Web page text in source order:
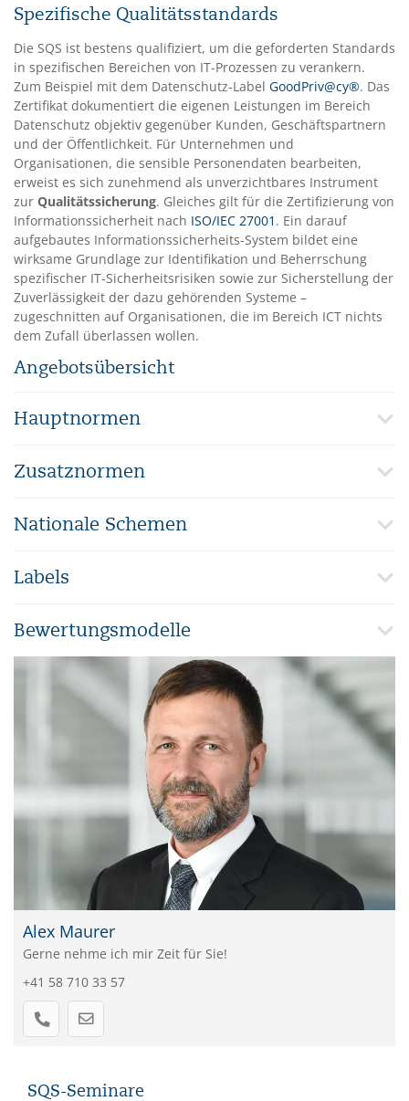
Spezifische Qualitätsstandards
Die SQS ist bestens qualifiziert, um die geforderten Standards
in spezifischen Bereichen von IT-Prozessen zu verankern.
Zum Beispiel mit dem Datenschutz-Label GoodPriv@cy®. Das
Zertifikat dokumentiert die eigenen Leistungen im Bereich
Datenschutz objektiv gegenüber Kunden, Geschäftspartnern
und der Öffentlichkeit. Für Unternehmen und
Organisationen, die sensible Personendaten bearbeiten,
erweist es sich zunehmend als unverzichtbares Instrument
zur Qualitätssicherung. Gleiches gilt für die Zertifizierung von
Informationssicherheit nach ISO/IEC 27001 . Ein darauf
aufgebautes Informationssicherheits-System bildet eine
wirksame Grundlage zur Identifikation und Beherrschung
spezifischer IT-Sicherheitsrisiken sowie zur Sicherstellung der
Zuverlässigkeit der dazu gehörenden Systeme –
zugeschnitten auf Organisationen, die im Bereich ICT nichts
dem Zufall überlassen wollen.
Angebotsübersicht
Hauptnormen
Zusatznormen
Nationale Schemen
Labels
Bewertungsmodelle
Alex Maurer
Gerne nehme ich mir Zeit für Sie!
+41 58 710 33 57
SQS-Seminare